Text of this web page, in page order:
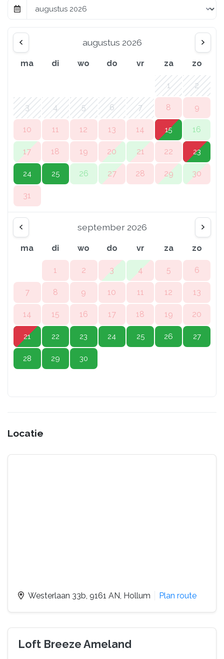
augustus 2026
ma di wo do vr za zo
1 2
3 4 5 6 7 8 9
10 11 12 13 14 15 16
17 18 19 20 21 22 23
24 25 26 27 28 29 30
31
september 2026
ma di wo do vr za zo
1 2 3 4 5 6
7 8 9 10 11 12 13
14 15 16 17 18 19 20
21 22 23 24 25 26 27
28 29 30
Locatie
Westerlaan 33b, 9161 AN, Hollum Plan route
Loft Breeze Ameland